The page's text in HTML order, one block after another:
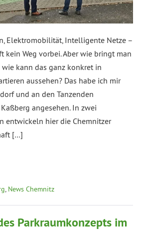
Elektromobilität, Intelligente Netze –
kein Weg vorbei. Aber wie bringt man
wie kann das ganz konkret in
aussehen? Das habe ich mir
und an den Tanzenden
angesehen. In zwei
entwickeln hier die Chemnitzer
[…]
, News Chemnitz
Parkraumkonzepts im